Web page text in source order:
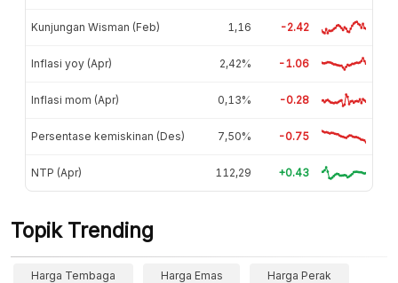
Kunjungan Wisman (Feb) 1,16 -2.42
Inflasi yoy (Apr) 2,42% -1.06
Inflasi mom (Apr) 0,13% -0.28
Persentase kemiskinan (Des) 7,50% -0.75
NTP (Apr) 112,29 +0.43
Topik Trending
Harga Tembaga Harga Emas Harga Perak